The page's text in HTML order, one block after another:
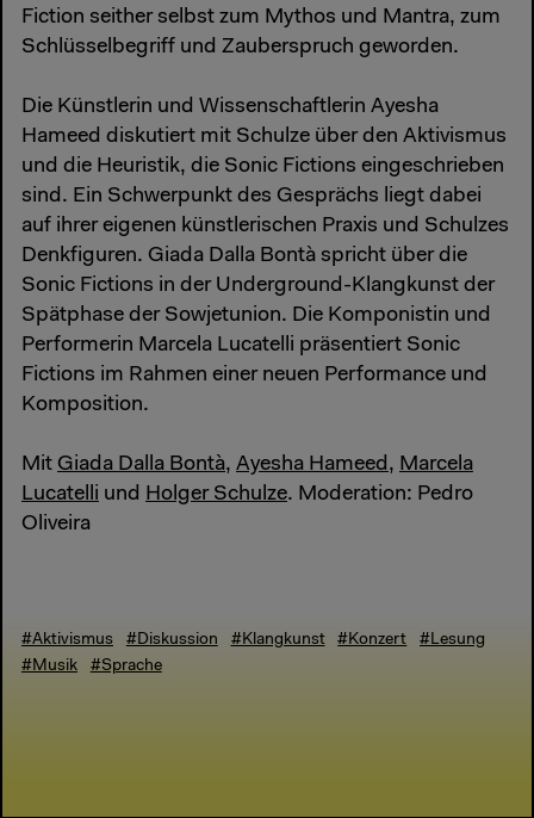
Fiction seither selbst zum Mythos und Mantra, zum
Schlüsselbegriff und Zauberspruch geworden.
Die Künstlerin und Wissenschaftlerin Ayesha
Hameed diskutiert mit Schulze über den Aktivismus
und die Heuristik, die Sonic Fictions eingeschrieben
sind. Ein Schwerpunkt des Gesprächs liegt dabei
auf ihrer eigenen künstlerischen Praxis und Schulzes
Denkfiguren. Giada Dalla Bontà spricht über die
Sonic Fictions in der Underground-Klangkunst der
Spätphase der Sowjetunion. Die Komponistin und
Performerin Marcela Lucatelli präsentiert Sonic
Fictions im Rahmen einer neuen Performance und
Komposition.
Mit Giada Dalla Bontà, Ayesha Hameed, Marcela
Lucatelli und Holger Schulze. Moderation: Pedro
Oliveira
#Aktivismus #Diskussion #Klangkunst #Konzert
#Lesung
#Musik
#Sprache